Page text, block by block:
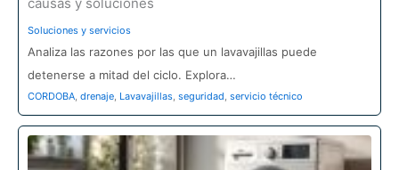
Soluciones y servicios
Analiza las razones por las que un lavavajillas puede
detenerse a mitad del ciclo. Explora…
CORDOBA, drenaje, Lavavajillas, seguridad, servicio técnico